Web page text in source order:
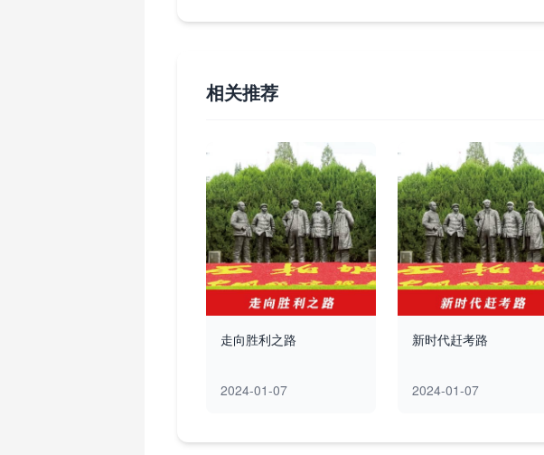
相关推荐
走向胜利之路
2024-01-07
新时代赶考路
2024-01-07